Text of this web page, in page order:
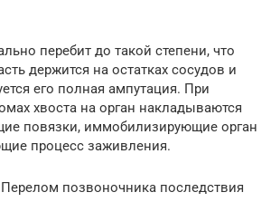
перебит до такой степени, что
держится на остатках сосудов и
его полная ампутация. При
хвоста на орган накладываются
повязки, иммобилизирующие орган
процесс заживления.
позвоночника последствия